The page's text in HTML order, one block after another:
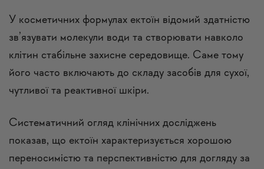
У косметичних формулах ектоїн відомий здатністю
зв’язувати молекули води та створювати навколо
клітин стабільне захисне середовище. Саме тому
його часто включають до складу засобів для сухої,
чутливої та реактивної шкіри.
Систематичний огляд клінічних досліджень
показав, що ектоїн характеризується хорошою
переносимістю та перспективністю для догляду за